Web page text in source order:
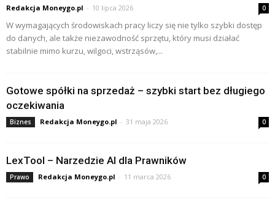
Redakcja Moneygo.pl - 10 lipca 2026 0
W wymagających środowiskach pracy liczy się nie tylko szybki dostęp
do danych, ale także niezawodność sprzętu, który musi działać
stabilnie mimo kurzu, wilgoci, wstrząsów,...
Gotowe spółki na sprzedaż – szybki start bez długiego
oczekiwania
Biznes Redakcja Moneygo.pl - 31 maja 2026 0
LexTool – Narzedzie AI dla Prawników
Prawo Redakcja Moneygo.pl - 11 marca 2026 0